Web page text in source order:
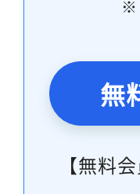
※
無
【無料